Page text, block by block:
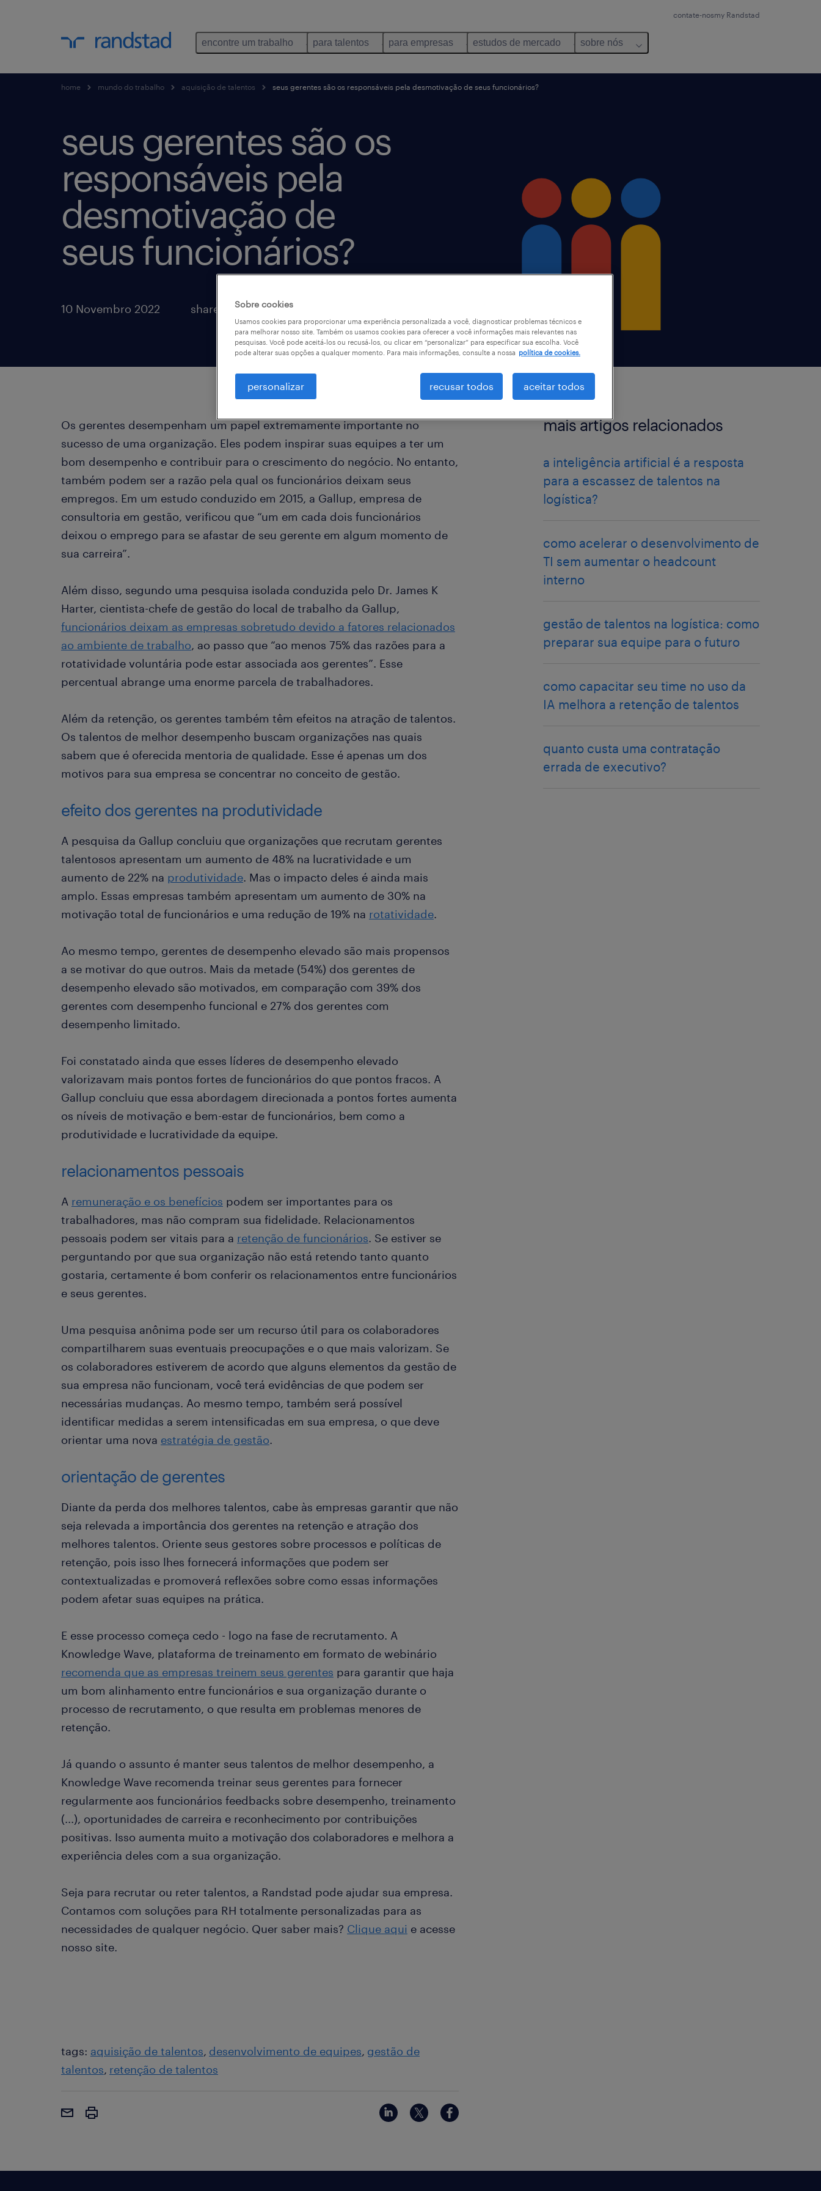
contate-nosmy Randstad
encontre um trabalho para talentos para empresas estudos de mercado sobre nós
home mundo do trabalho aquisição de talentos seus gerentes são os responsáveis pela desmotivação de seus funcionários?
seus gerentes são os
responsáveis pela
desmotivação de
seus funcionários?
10 Novembro 2022 share article:
Os gerentes desempenham um papel extremamente importante no
sucesso de uma organização. Eles podem inspirar suas equipes a ter um
bom desempenho e contribuir para o crescimento do negócio. No entanto,
também podem ser a razão pela qual os funcionários deixam seus
empregos. Em um estudo conduzido em 2015, a Gallup, empresa de
consultoria em gestão, verificou que “um em cada dois funcionários
deixou o emprego para se afastar de seu gerente em algum momento de
sua carreira”.
Além disso, segundo uma pesquisa isolada conduzida pelo Dr. James K
Harter, cientista-chefe de gestão do local de trabalho da Gallup,
funcionários deixam as empresas sobretudo devido a fatores relacionados
ao ambiente de trabalho, ao passo que “ao menos 75% das razões para a
rotatividade voluntária pode estar associada aos gerentes”. Esse
percentual abrange uma enorme parcela de trabalhadores.
Além da retenção, os gerentes também têm efeitos na atração de talentos.
Os talentos de melhor desempenho buscam organizações nas quais
sabem que é oferecida mentoria de qualidade. Esse é apenas um dos
motivos para sua empresa se concentrar no conceito de gestão.
efeito dos gerentes na produtividade
A pesquisa da Gallup concluiu que organizações que recrutam gerentes
talentosos apresentam um aumento de 48% na lucratividade e um
aumento de 22% na produtividade. Mas o impacto deles é ainda mais
amplo. Essas empresas também apresentam um aumento de 30% na
motivação total de funcionários e uma redução de 19% na rotatividade.
Ao mesmo tempo, gerentes de desempenho elevado são mais propensos
a se motivar do que outros. Mais da metade (54%) dos gerentes de
desempenho elevado são motivados, em comparação com 39% dos
gerentes com desempenho funcional e 27% dos gerentes com
desempenho limitado.
Foi constatado ainda que esses líderes de desempenho elevado
valorizavam mais pontos fortes de funcionários do que pontos fracos. A
Gallup concluiu que essa abordagem direcionada a pontos fortes aumenta
os níveis de motivação e bem-estar de funcionários, bem como a
produtividade e lucratividade da equipe.
relacionamentos pessoais
A remuneração e os benefícios podem ser importantes para os
trabalhadores, mas não compram sua fidelidade. Relacionamentos
pessoais podem ser vitais para a retenção de funcionários. Se estiver se
perguntando por que sua organização não está retendo tanto quanto
gostaria, certamente é bom conferir os relacionamentos entre funcionários
e seus gerentes.
Uma pesquisa anônima pode ser um recurso útil para os colaboradores
compartilharem suas eventuais preocupações e o que mais valorizam. Se
os colaboradores estiverem de acordo que alguns elementos da gestão de
sua empresa não funcionam, você terá evidências de que podem ser
necessárias mudanças. Ao mesmo tempo, também será possível
identificar medidas a serem intensificadas em sua empresa, o que deve
orientar uma nova estratégia de gestão.
orientação de gerentes
Diante da perda dos melhores talentos, cabe às empresas garantir que não
seja relevada a importância dos gerentes na retenção e atração dos
melhores talentos. Oriente seus gestores sobre processos e políticas de
retenção, pois isso lhes fornecerá informações que podem ser
contextualizadas e promoverá reflexões sobre como essas informações
podem afetar suas equipes na prática.
E esse processo começa cedo - logo na fase de recrutamento. A
Knowledge Wave, plataforma de treinamento em formato de webinário
recomenda que as empresas treinem seus gerentes para garantir que haja
um bom alinhamento entre funcionários e sua organização durante o
processo de recrutamento, o que resulta em problemas menores de
retenção.
Já quando o assunto é manter seus talentos de melhor desempenho, a
Knowledge Wave recomenda treinar seus gerentes para fornecer
regularmente aos funcionários feedbacks sobre desempenho, treinamento
(...), oportunidades de carreira e reconhecimento por contribuições
positivas. Isso aumenta muito a motivação dos colaboradores e melhora a
experiência deles com a sua organização.
Seja para recrutar ou reter talentos, a Randstad pode ajudar sua empresa.
Contamos com soluções para RH totalmente personalizadas para as
necessidades de qualquer negócio. Quer saber mais? Clique aqui e acesse
nosso site.
tags: aquisição de talentos desenvolvimento de equipes gestão de
talentos retenção de talentos
mais artigos relacionados
a inteligência artificial é a resposta
para a escassez de talentos na
logística?
como acelerar o desenvolvimento de
TI sem aumentar o headcount
interno
gestão de talentos na logística: como
preparar sua equipe para o futuro
como capacitar seu time no uso da
IA melhora a retenção de talentos
quanto custa uma contratação
errada de executivo?
Sobre cookies
Usamos cookies para proporcionar uma experiência personalizada a você, diagnosticar problemas técnicos e
para melhorar nosso site. Também os usamos cookies para oferecer a você informações mais relevantes nas
pesquisas. Você pode aceitá-los ou recusá-los, ou clicar em “personalizar” para especificar sua escolha. Você
pode alterar suas opções a qualquer momento. Para mais informações, consulte a nossa política de cookies.
personalizar recusar todos aceitar todos